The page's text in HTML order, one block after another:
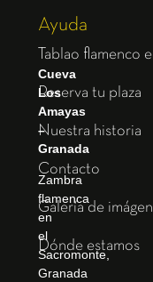
Cueva
Los
Amayas
–
Granada
Zambra
flamenca
en
el
Sacromonte,
Granada
Ayuda
Tablao flamenco
Reserva tu plaza
Nuestra historia
Contacto
Galería de
Dónde estamos